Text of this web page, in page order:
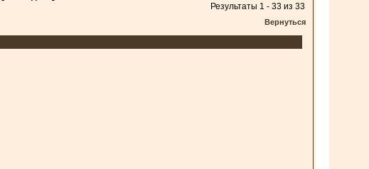
Результаты 1 - 33 из 33
Вернуться